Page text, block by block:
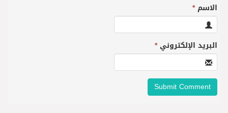
الاسم*
البريد الإلكتروني*